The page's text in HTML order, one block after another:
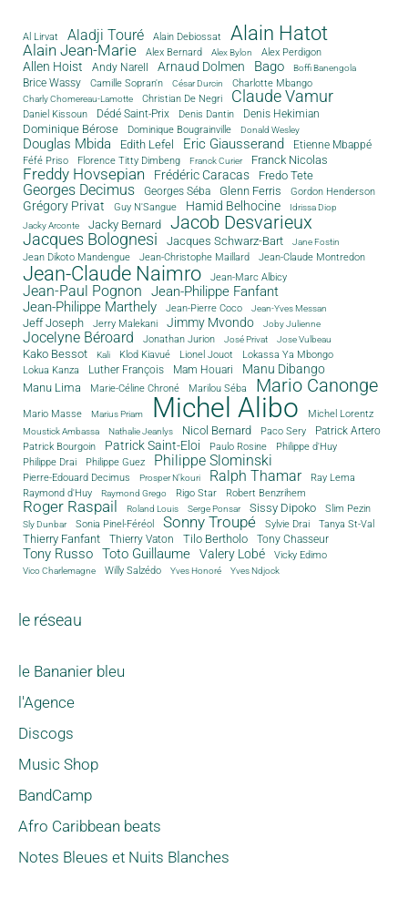
Al Lirvat Aladji Touré Alain Debiossat Alain Hatot
Alain Jean-Marie Alex Bernard Alex Bylon Alex Perdigon
Allen Hoist Andy Narell Arnaud Dolmen Bago Boffi Banengola
Brice Wassy Camille Sopran'n César Durcin Charlotte Mbango
Charly Chomereau-Lamotte Christian De Negri Claude Vamur
Daniel Kissoun Dédé Saint-Prix Denis Dantin Denis Hekimian
Dominique Bérose Dominique Bougrainville Donald Wesley
Douglas Mbida Edith Lefel Eric Giausserand Etienne Mbappé
Féfé Priso Florence Titty Dimbeng Franck Curier Franck Nicolas
Freddy Hovsepian Frédéric Caracas Fredo Tete
Georges Decimus Georges Séba Glenn Ferris Gordon Henderson
Grégory Privat Guy N'Sangue Hamid Belhocine
Idrissa Diop
Jacky Arconte
Jacky Bernard Jacob Desvarieux
Jacques Bolognesi Jacques Schwarz-Bart Jane Fostin
Jean Dikoto Mandengue Jean-Christophe Maillard Jean-Claude Montredon
Jean-Claude Naimro Jean-Marc Albicy
Jean-Paul Pognon
Jean-Philippe Fanfant
Jean-Philippe Marthely
Jean-Pierre Coco Jean-Yves Messan
Jeff Joseph Jerry Malekani Jimmy Mvondo Joby Julienne
Jocelyne Béroard Jonathan Jurion José Privat Jose Vulbeau
Kako Bessot Kali Klod Kiavué Lionel Jouot
Lokassa Ya Mbongo
Lokua Kanza
Luther François Mam Houari Manu Dibango
Manu Lima Marie-Céline Chroné Marilou Séba Mario Canonge
Mario Masse Marius Priam Michel Alibo Michel Lorentz
Moustick Ambassa Nathalie Jeanlys Nicol Bernard Paco Sery
Patrick Artero
Patrick Bourgoin
Patrick Saint-Eloi Paulo Rosine
Philippe d'Huy
Philippe Drai
Philippe Guez Philippe Slominski
Pierre-Edouard Decimus Prosper N'kouri Ralph Thamar
Ray Lema
Raymond d'Huy
Raymond Grego Rigo Star Robert Benzrihem
Roger Raspail Roland Louis Serge Ponsar Sissy Dipoko Slim Pezin
Sly Dunbar Sonia Pinel-Féréol Sonny Troupé Sylvie Drai Tanya St-Val
Thierry Fanfant Thierry Vaton Tilo Bertholo Tony Chasseur
Tony Russo Toto Guillaume Valery Lobé Vicky Edimo
Vico Charlemagne Willy Salzédo Yves Honoré Yves Ndjock
le réseau
le Bananier bleu
l'Agence
Discogs
Music Shop
BandCamp
Afro Caribbean beats
Notes Bleues et Nuits Blanches